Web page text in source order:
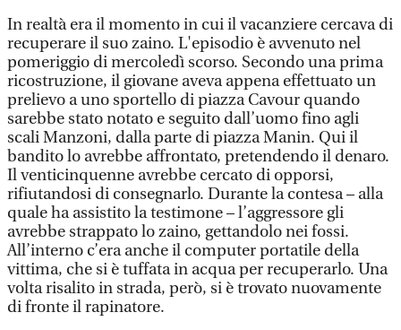
In realtà era il momento in cui il vacanziere cercava di
recuperare il suo zaino. L'episodio è avvenuto nel
pomeriggio di mercoledì scorso. Secondo una prima
ricostruzione, il giovane aveva appena effettuato un
prelievo a uno sportello di piazza Cavour quando
sarebbe stato notato e seguito dall’uomo fino agli
scali Manzoni, dalla parte di piazza Manin. Qui il
bandito lo avrebbe affrontato, pretendendo il denaro.
Il venticinquenne avrebbe cercato di opporsi,
rifiutandosi di consegnarlo. Durante la contesa – alla
quale ha assistito la testimone – l’aggressore gli
avrebbe strappato lo zaino, gettandolo nei fossi.
All’interno c’era anche il computer portatile della
vittima, che si è tuffata in acqua per recuperarlo. Una
volta risalito in strada, però, si è trovato nuovamente
di fronte il rapinatore.